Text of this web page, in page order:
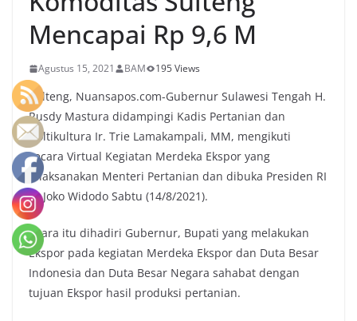
Mencapai Rp 9,6 M
Agustus 15, 2021 BAM 195 Views
Sulteng, Nuansapos.com-Gubernur Sulawesi Tengah H.
Rusdy Mastura didampingi Kadis Pertanian dan
Holtikultura Ir. Trie Lamakampali, MM, mengikuti
secara Virtual Kegiatan Merdeka Ekspor yang
dilaksanakan Menteri Pertanian dan dibuka Presiden RI
Ir. Joko Widodo Sabtu (14/8/2021).
Acara itu dihadiri Gubernur, Bupati yang melakukan
Ekspor pada kegiatan Merdeka Ekspor dan Duta Besar
Indonesia dan Duta Besar Negara sahabat dengan
tujuan Ekspor hasil produksi pertanian.